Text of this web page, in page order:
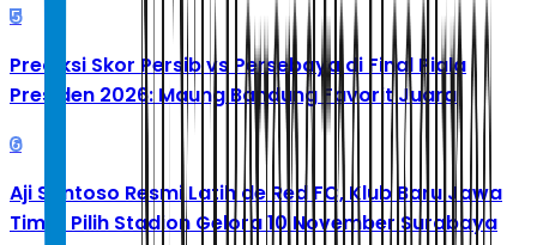
5
Prediksi Skor Persib vs Persebaya di Final Piala
Presiden 2026: Maung Bandung Favorit Juara
6
Aji Santoso Resmi Latih de Red FC, Klub Baru Jawa
Timur Pilih Stadion Gelora 10 November Surabaya